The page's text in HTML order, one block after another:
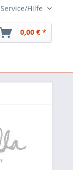
Service/Hilfe
0,00 € *